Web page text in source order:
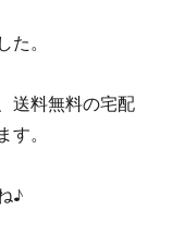
。
送料無料の宅配
。
♪